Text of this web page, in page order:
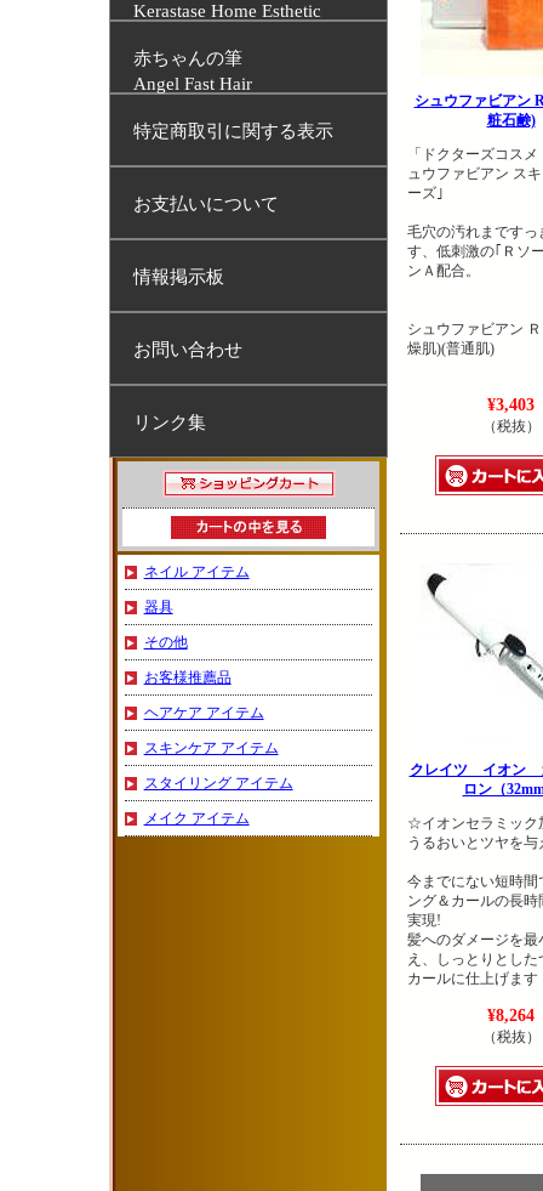
Kerastase Home Esthetic
赤ちゃんの筆
Angel Fast Hair
特定商取引に関する表示
お支払いについて
情報掲示板
お問い合わせ
リンク集
ネイル アイテム
器具
その他
お客様推薦品
ヘアケア アイテム
スキンケア アイテム
スタイリング アイテム
メイク アイテム
シュウファビアン
粧石鹸)
「ドクターズコス
ュウファビアン ス
ーズ｣
毛穴の汚れまですっ
す、低刺激の｢Ｒソ
ンＡ配合。
シュウファビアン
燥肌)(普通肌)
¥3,403
（税抜）
クレイツ イオン
ロン（
☆イオンセラミック
うるおいとツヤを
今までにない短時間
ング＆カールの長時
実現!
髪へのダメージを最
え、しっとりとした
カールに仕上げます
¥8,264
（税抜）